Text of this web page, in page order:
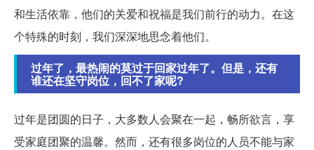
和生活依靠，他们的关爱和祝福是我们前行的动力。在这
个特殊的时刻，我们深深地思念着他们。
过年了，最热闹的莫过于回家过年了。但是，还有
谁还在坚守岗位，回不了家呢?
过年是团圆的日子，大多数人会聚在一起，畅所欲言，享
受家庭团聚的温馨。然而，还有很多岗位的人员不能与家